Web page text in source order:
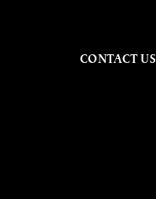
CONTACT US